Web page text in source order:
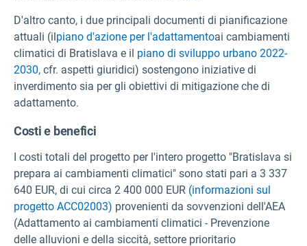
D'altro canto, i due principali documenti di pianificazione
attuali (ilpiano d'azione per l'adattamentoai cambiamenti
climatici di Bratislava e il piano di sviluppo urbano 2022-
2030, cfr. aspetti giuridici) sostengono iniziative di
inverdimento sia per gli obiettivi di mitigazione che di
adattamento.
Costi e benefici
I costi totali del progetto per l'intero progetto "Bratislava si
prepara ai cambiamenti climatici" sono stati pari a 3 337
640 EUR, di cui circa 2 400 000 EUR (informazioni sul
progetto ACC02003) provenienti da sovvenzioni dell'AEA
(Adattamento ai cambiamenti climatici - Prevenzione
delle alluvioni e della siccità, settore prioritario